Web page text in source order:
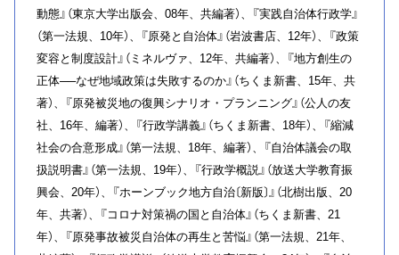
動態』（東京大学出版会、08年、共編著）、『実践自治体行政学』
（第一法規、10年）、『原発と自治体』（岩波書店、12年）、『政策
変容と制度設計』（ミネルヴァ、12年、共編著）、『地方創生の
正体──なぜ地域政策は失敗するのか』（ちくま新書、15年、共
著）、『原発被災地の復興シナリオ・プランニング』（公人の友
社、16年、編著）、『行政学講義』（ちくま新書、18年）、『縮減
社会の合意形成』（第一法規、18年、編著）、『自治体議会の取
扱説明書』（第一法規、19年）、『行政学概説』（放送大学教育振
興会、20年）、『ホーンブック地方自治〔新版〕』（北樹出版、20
年、共著）、『コロナ対策禍の国と自治体』（ちくま新書、21
年）、『原発事故被災自治体の再生と苦悩』（第一法規、21年、